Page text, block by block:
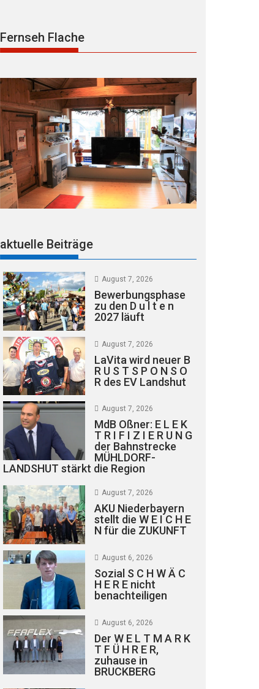
Fernseh Flache
aktuelle Beiträge
August 7, 2026
Bewerbungsphase
zu den D u l t e n
2027 läuft
August 7, 2026
LaVita wird neuer B
R U S T S P O N S O
R des EV Landshut
August 7, 2026
MdB Oßner: E L E K
T R I F I Z I E R U N G
der Bahnstrecke
MÜHLDORF-
LANDSHUT stärkt die Region
August 7, 2026
AKU Niederbayern
stellt die W E I C H E
N für die ZUKUNFT
August 6, 2026
Sozial S C H W Ä C
H E R E nicht
benachteiligen
August 6, 2026
Der W E L T M A R K
T F Ü H R E R,
zuhause in
BRUCKBERG